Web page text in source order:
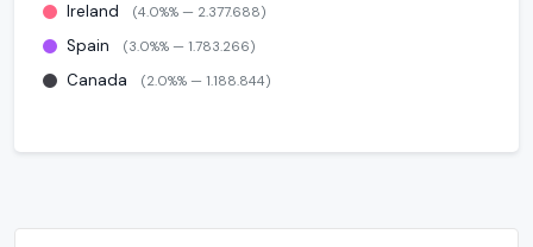
Ireland (4.0%% — 2.377.688)
Spain (3.0%% — 1.783.266)
Canada (2.0%% — 1.188.844)